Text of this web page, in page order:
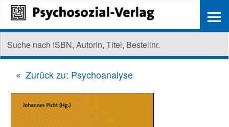
Zurück zu: Psychoanalyse
≡